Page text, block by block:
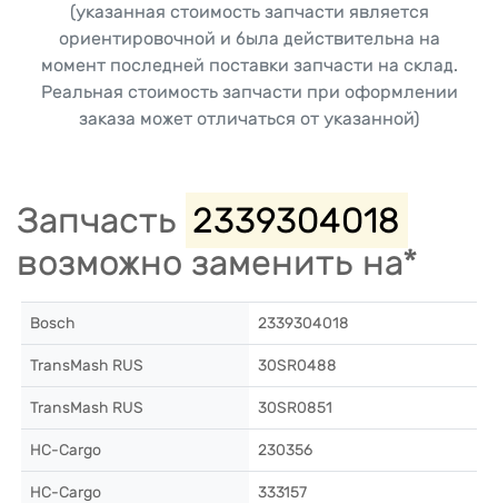
(указанная стоимость запчасти является
ориентировочной и была действительна на
момент последней поставки запчасти на склад.
Реальная стоимость запчасти при оформлении
заказа может отличаться от указанной)
Запчасть 2339304018
возможно заменить на*
Bosch 2339304018
TransMash RUS 30SR0488
TransMash RUS 30SR0851
HC-Cargo 230356
HC-Cargo 333157